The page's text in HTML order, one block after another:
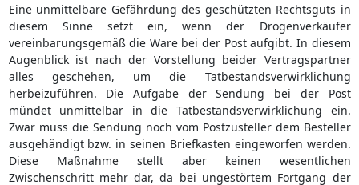
Eine unmittelbare Gefährdung des geschützten Rechtsguts in
diesem Sinne setzt ein, wenn der Drogenverkäufer
vereinbarungsgemäß die Ware bei der Post aufgibt. In diesem
Augenblick ist nach der Vorstellung beider Vertragspartner
alles geschehen, um die Tatbestandsverwirklichung
herbeizuführen. Die Aufgabe der Sendung bei der Post
mündet unmittelbar in die Tatbestandsverwirklichung ein.
Zwar muss die Sendung noch vom Postzusteller dem Besteller
ausgehändigt bzw. in seinen Briefkasten eingeworfen werden.
Diese Maßnahme stellt aber keinen wesentlichen
Zwischenschritt mehr dar, da bei ungestörtem Fortgang der